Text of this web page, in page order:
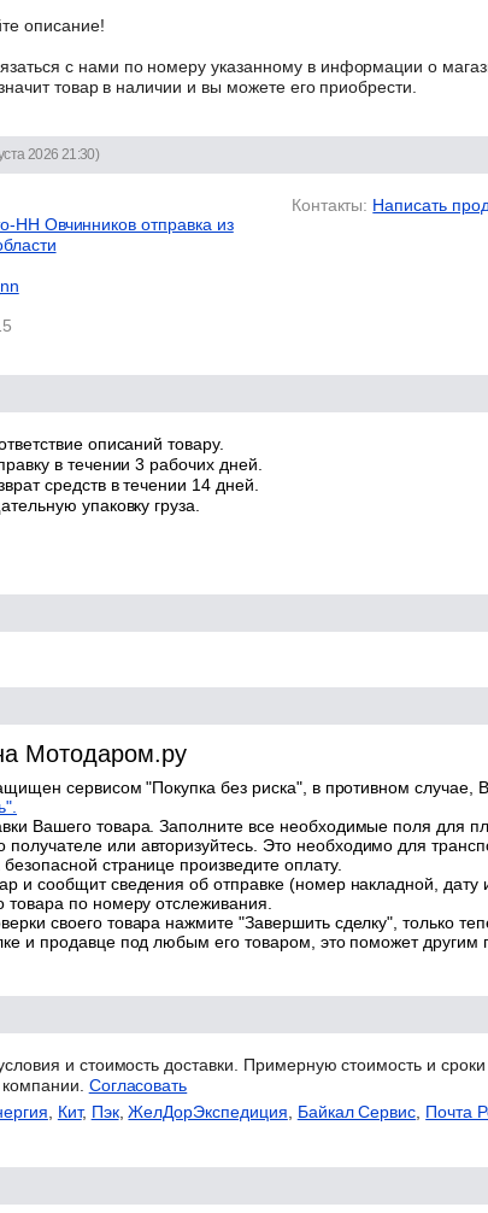
описание!
с нами по номеру указанному в информации о
товар в наличии и вы можете его приобрести.
2026 21:30)
НН Овчинников отправка из
Контакты: Написать
описаний товару.
в течении 3 рабочих дней.
средств в течении 14 дней.
упаковку груза.
Мотодаром.ру
сервисом "Покупка без риска", в противном случае,
Вашего товара. Заполните все необходимые поля для
или авторизуйтесь. Это необходимо для
странице произведите оплату.
и сообщит сведения об отправке (номер накладной, дату
товара по номеру отслеживания.
своего товара нажмите "Завершить сделку", только
и продавце под любым его товаром, это поможет другим
и стоимость доставки. Примерную стоимость и
Согласовать
Кит, Пэк,ЖелДорЭкспедиция Байкал Сервис Почта